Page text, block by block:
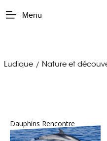
Menu
Ludique / Nature et
Dauphins Rencontre